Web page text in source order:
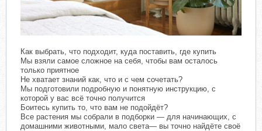
Как выбрать, что подходит, куда поставить, где купить
Мы взяли самое сложное на себя, чтобы вам осталось
только приятное
Не хватает знаний как, что и с чем сочетать?
Мы подготовили подробную и понятную инструкцию, с
которой у вас всё точно получится
Боитесь купить то, что вам не подойдёт?
Все растения мы собрали в подборки — для начинающих, с
домашними животными, мало света— вы точно найдёте своё